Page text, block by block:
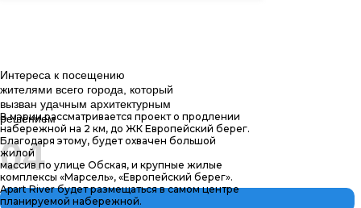
Интереса к посещению
жителями всего города, который
вызван удачным архитектурным
решением
04
В мэрии рассматривается проект о продлении
набережной на 2 км, до ЖК Европейский берег.
Благодаря этому, будет охвачен большой
жилой
массив по улице Обская, и крупные жилые
комплексы «Марсель», «Европейский берег».
Apart River будет размещаться в самом центре
планируемой набережной.